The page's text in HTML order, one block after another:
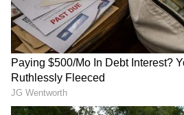
Camera ಎಂದು
ಸೇರಿದಂತೆ ಬಹುತೇಕ
ಬಳಕೆ ಮಾಡಲಾಗುತ್ತದೆ. ಫೋಟೋ
ವೈಡ್, ಝೂಮ್ ಸೇರಿದಂತೆ ಇನ್ನಿತರ
ಮೊಬೈಲ್ ಹಿಂಭಾಗದಲ್ಲಿ ಮೂರು
ಕ್ಯಾಮೆರಾಗಳು ಒಂದೇ